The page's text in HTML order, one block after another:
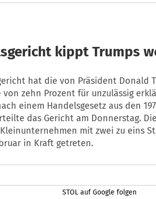
kippt Trumps
hat die von Präsident Donald
zehn Prozent für unzulässig
einem Handelsgesetz aus den
das Gericht am Donnerstag.
mit zwei zu eins
in Kraft getreten.
STOL auf Google folgen